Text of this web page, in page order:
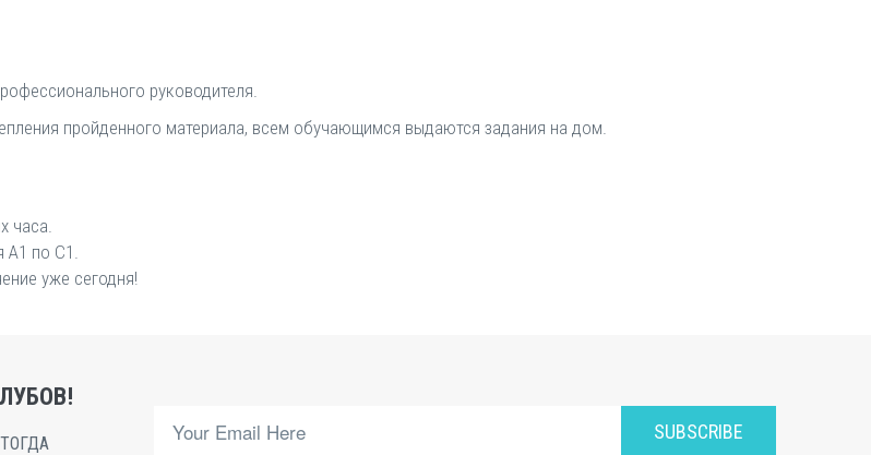
руководителя.
пройденного материала, всем обучающимся выдаются задания на дом.
часа.
А1 по С1.
уже сегодня!
SUBSCRIBE